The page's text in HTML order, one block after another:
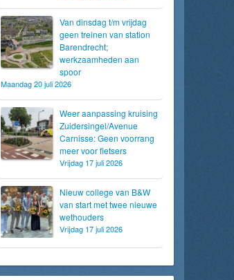
Van dinsdag t/m vrijdag
geen treinen van station
Barendrecht;
werkzaamheden aan
spoor
Maandag 20 juli 2026
Weer aanpassing kruising
Zuidersingel/Avenue
Carnisse: Geen voorrang
meer voor fietsers
Vrijdag 17 juli 2026
Nieuw college van B&W
van start met twee nieuwe
wethouders
Vrijdag 17 juli 2026